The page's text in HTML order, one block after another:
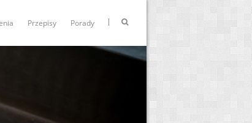
Przepisy Porady